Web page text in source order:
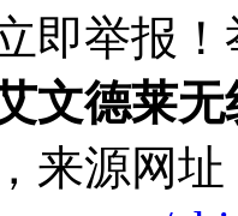
即举报
文德莱
，来源网